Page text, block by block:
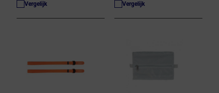
Vergelijk Vergelijk